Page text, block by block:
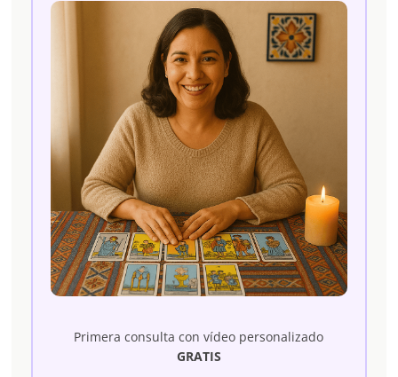
Primera consulta con vídeo personalizado
GRATIS